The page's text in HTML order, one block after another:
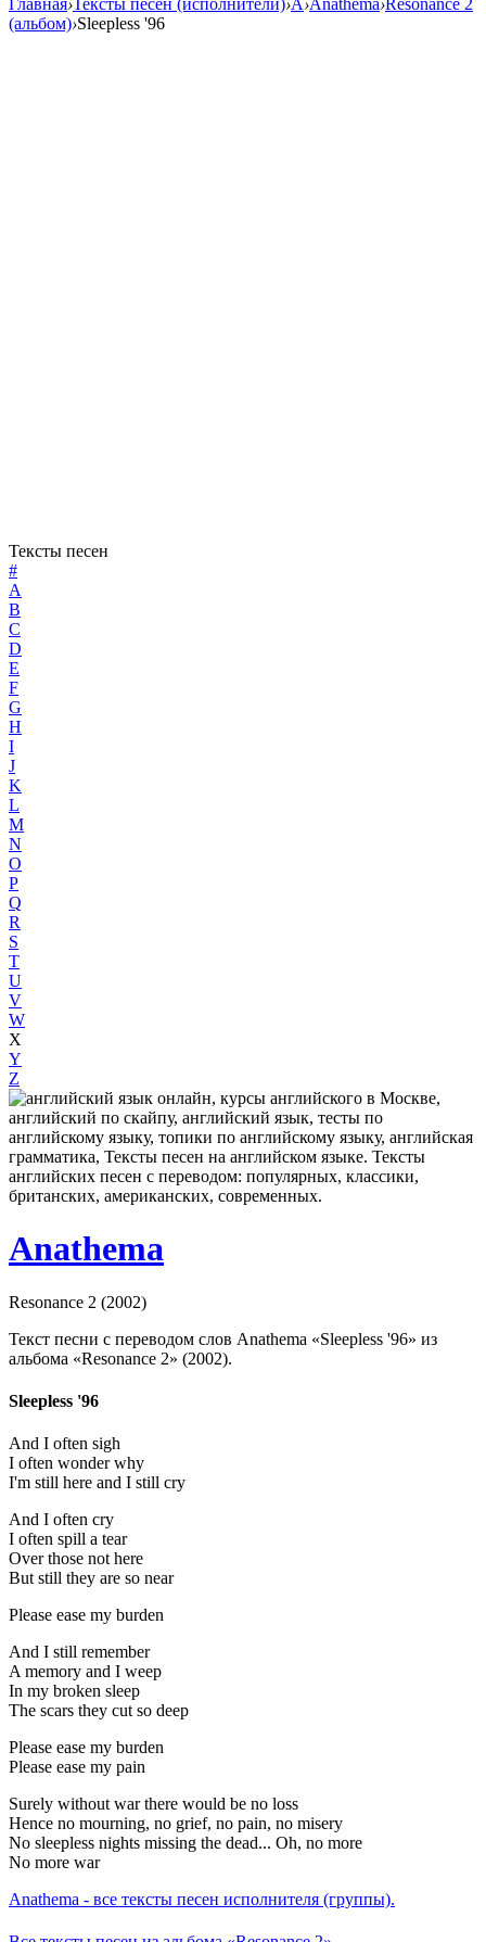
Главная›Тексты песен (исполнители)›A›Anathema›Resonance 2
(альбом)›Sleepless '96
Тексты песен
#
A
B
C
D
E
F
G
H
I
J
K
L
M
N
O
P
Q
R
S
T
U
V
W
X
Y
Z
Anathema
Resonance 2 (2002)
Текст песни с переводом слов Anathema «Sleepless '96» из
альбома «Resonance 2» (2002).
Sleepless '96
And I often sigh
I often wonder why
I'm still here and I still cry
And I often cry
I often spill a tear
Over those not here
But still they are so near
Please ease my burden
And I still remember
A memory and I weep
In my broken sleep
The scars they cut so deep
Please ease my burden
Please ease my pain
Surely without war there would be no loss
Hence no mourning, no grief, no pain, no misery
No sleepless nights missing the dead... Oh, no more
No more war
Anathema - все тексты песен исполнителя (группы).